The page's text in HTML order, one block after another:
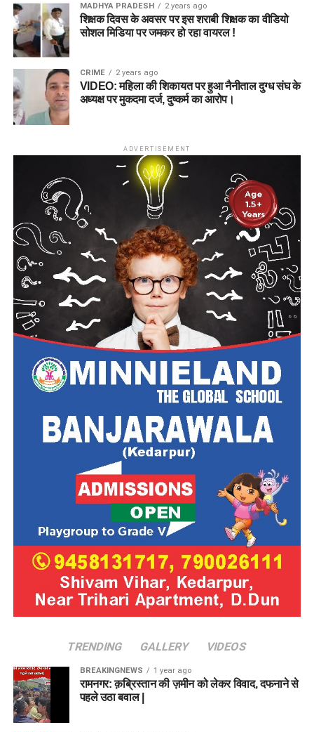
MADHYA PRADESH 2 years ago
शिक्षक दिवस के अवसर पर इस शराबी शिक्षक का वीडियो
सोशल मिडिया पर जमकर हो रहा वायरल !
CRIME 2 years ago
VIDEO: महिला की शिकायत पर हुआ नैनीताल दुग्ध संघ के
अध्यक्ष पर मुकदमा दर्ज, दुष्कर्म का आरोप।
ADVERTISEMENT
TRENDING GALLERY VIDEOS
BREAKINGNEWS 1 year ago
रामनगर: क़ब्रिस्तान की ज़मीन को लेकर विवाद, दफनाने से
पहले उठा बवाल |